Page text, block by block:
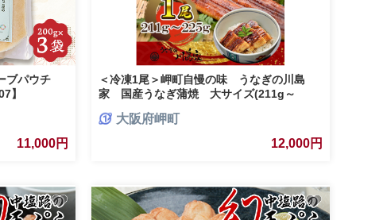
ブパウチ
】
11,000円
＜冷凍1尾＞岬町自慢の味 うなぎの川島
家 国産うなぎ蒲焼 大サイズ(211g～
大阪府岬町
12,000円